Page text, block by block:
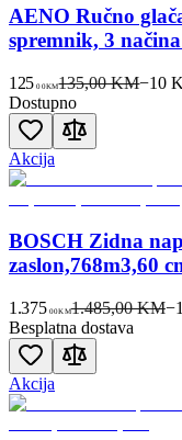
AENO Ručno
spremnik, 3
125 00KM135,00 KM−10
Dostupno
Akcija
BOSCH Zidna
zaslon,768m3,60
1.375 00KM1.485,00 KM−
Besplatna dostava
Akcija